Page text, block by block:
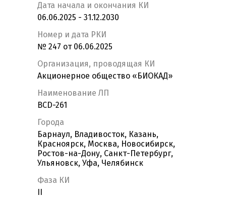
Дата начала и окончания КИ
06.06.2025 - 31.12.2030
Номер и дата РКИ
№ 247 от 06.06.2025
Организация, проводящая КИ
Акционерное общество «БИОКАД»
Наименование ЛП
BCD-261
Города
Барнаул, Владивосток, Казань,
Красноярск, Москва, Новосибирск,
Ростов-на-Дону, Санкт-Петербург,
Ульяновск, Уфа, Челябинск
Фаза КИ